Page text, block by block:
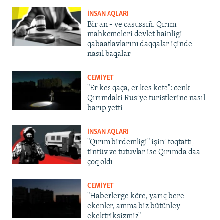
İNSAN AQLARI
Bir an – ve casussıñ. Qırım
mahkemeleri devlet hainligi
qabaatlavlarını daqqalar içinde
nasıl baqalar
CEMİYET
"Er kes qaça, er kes kete": cenk
Qırımdaki Rusiye turistlerine nasıl
barıp yetti
İNSAN AQLARI
"Qırım birdemligi" işini toqtattı,
tintüv ve tutuvlar ise Qırımda daa
çoq oldı
CEMİYET
"Haberlerge köre, yarıq bere
ekenler, amma biz bütünley
ekektriksizmiz"